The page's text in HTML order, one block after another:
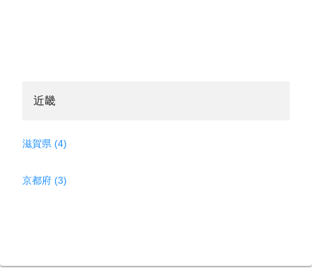
近畿
滋賀県 (4)
京都府 (3)